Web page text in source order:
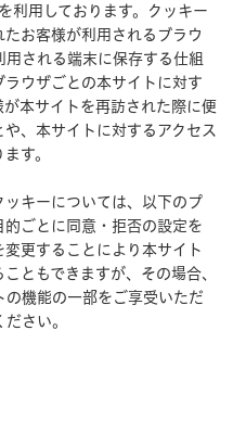
利用しております。クッキー
お客様が利用されるブラウ
される端末に保存する仕組
ウザごとの本サイトに対す
本サイトを再訪された際に便
、本サイトに対するアクセス
す。
キーについては、以下のプ
ごとに同意・拒否の設定を
更することにより本サイト
ともできますが、その場合、
機能の一部をご享受いただ
さい。